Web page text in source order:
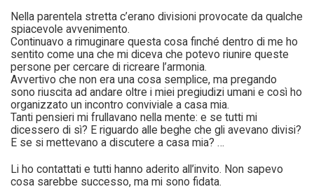
Nella parentela stretta c’erano divisioni provocate da qualche
spiacevole avvenimento.
Continuavo a rimuginare questa cosa finché dentro di me ho
sentito come una che mi diceva che potevo riunire queste
persone per cercare di ricreare l’armonia.
Avvertivo che non era una cosa semplice, ma pregando
sono riuscita ad andare oltre i miei pregiudizi umani e così ho
organizzato un incontro conviviale a casa mia.
Tanti pensieri mi frullavano nella mente: e se tutti mi
dicessero di sì? E riguardo alle beghe che gli avevano divisi?
E se si mettevano a discutere a casa mia? …
Li ho contattati e tutti hanno aderito all’invito. Non sapevo
cosa sarebbe successo, ma mi sono fidata.